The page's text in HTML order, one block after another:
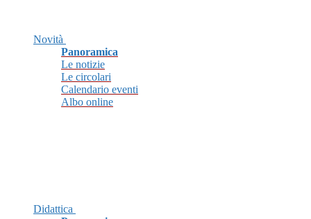
Novità
Panoramica
Le notizie
Le circolari
Calendario eventi
Albo online
Didattica